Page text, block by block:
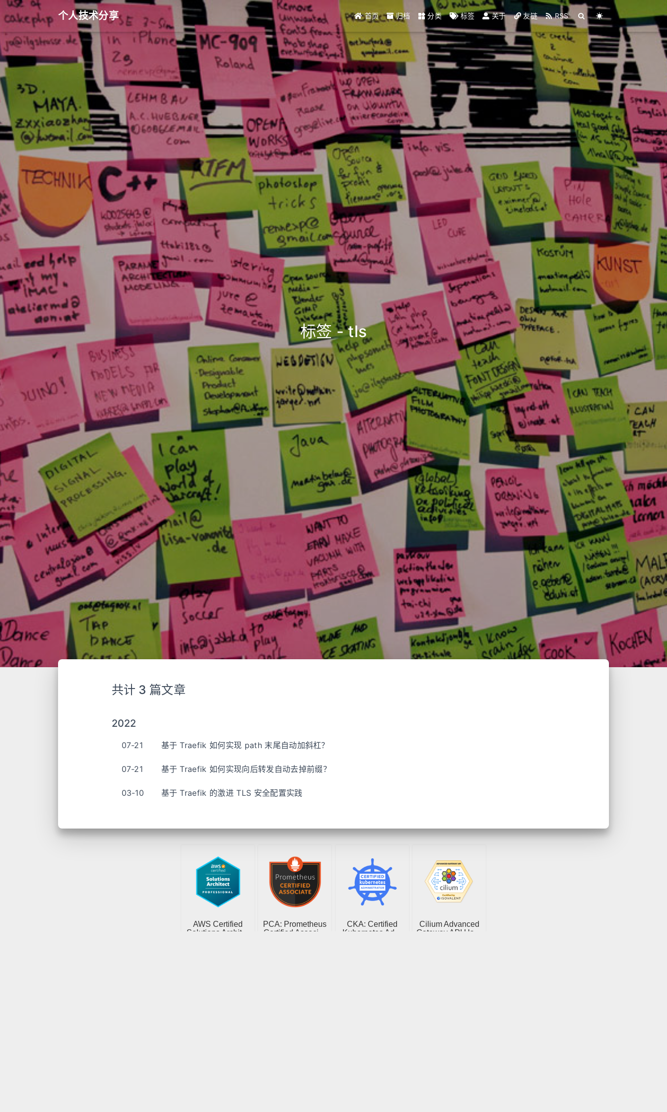
个人技术分享 首页 归档 分类 标签 关于 友链 RSS
标签 - tls
共计 3 篇文章
2022
07-21 基于 Traefik 如何实现 path 末尾自动加斜杠？
07-21 基于 Traefik 如何实现向后转发自动去掉前缀？
03-10 基于 Traefik 的激进 TLS 安全配置实践